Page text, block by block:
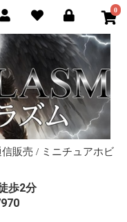
0
販売 / ミニチュアホビ
歩2分